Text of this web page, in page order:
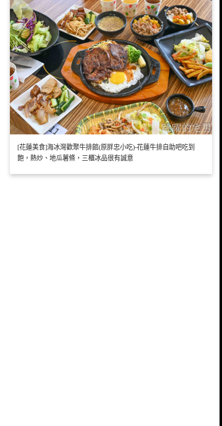
[花蓮美食]海冰灣歡聚牛排館(原胖忠小吃)-花蓮牛排自助吧吃到
飽，熱炒、地瓜薯條，三櫃冰品很有誠意